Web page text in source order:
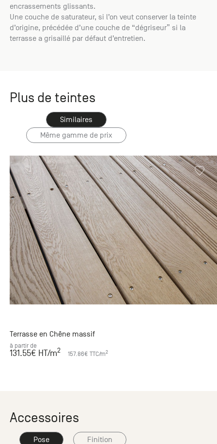
encrassements glissants.
Une couche de saturateur, si l’on veut conserver la teinte
d’origine, précédée d’une couche de “dégriseur” si la
terrasse a grisaillé par défaut d’entretien.
Plus de teintes
Similaires
Même gamme de prix
Terrasse en Chêne massif
à partir de
131.55€ HT/m2 157.86€ TTC/m2
Accessoires
Pose Finition